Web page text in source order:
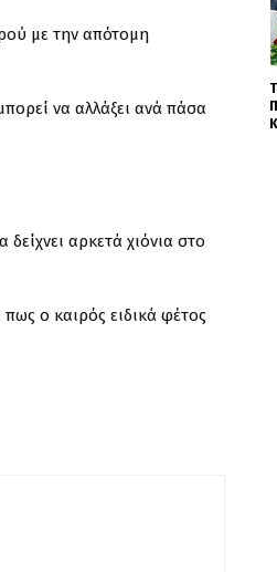
με την απότομη
να αλλάξει ανά πάσα
αρκετά χιόνια στο
ο καιρός ειδικά φέτος